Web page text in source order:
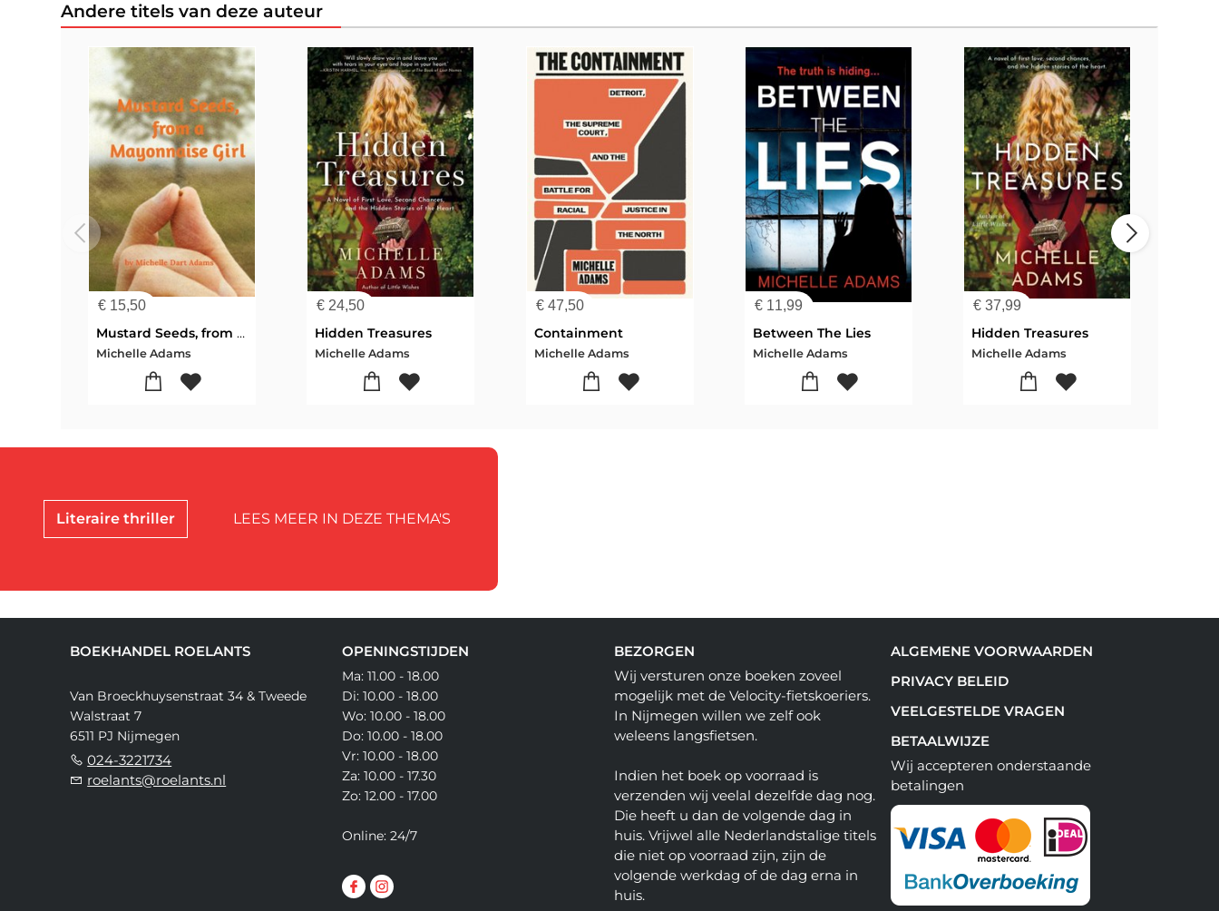
Andere titels van deze auteur
€ 15,50
Mustard Seeds, from a Mayonnaise Girl
Michelle Adams
€ 24,50
Hidden Treasures
Michelle Adams
€47,50
Containment
Michelle Adams
€11,99
Between The Lies
Michelle Adams
€ 37,99
Hidden Treasures
Michelle Adams
Literaire thriller LEES MEER IN DEZE THEMA'S
BOEKHANDEL ROELANTS
Van Broeckhuysenstraat 34 & Tweede
Walstraat 7
6511 PJ Nijmegen
024-3221734
roelants@roelants.nl
OPENINGSTIJDEN
Ma: 11.00 - 18.00
Di: 10.00 - 18.00
Wo: 10.00 - 18.00
Do: 10.00 - 18.00
Vr: 10.00 - 18.00
Za: 10.00 - 17.30
Zo: 12.00 - 17.00
Online: 24/7
BEZORGEN
Wij versturen onze boeken zoveel
mogelijk met de Velocity-fietskoeriers.
In Nijmegen willen we zelf ook
weleens langsfietsen.
Indien het boek op voorraad is
verzenden wij veelal dezelfde dag nog.
Die heeft u dan de volgende dag in
huis. Vrijwel alle Nederlandstalige titels
die niet op voorraad zijn, zijn de
volgende werkdag of de dag erna in
huis.
ALGEMENE VOORWAARDEN
PRIVACY BELEID
VEELGESTELDE VRAGEN
BETAALWIJZE
Wij accepteren onderstaande
betalingen